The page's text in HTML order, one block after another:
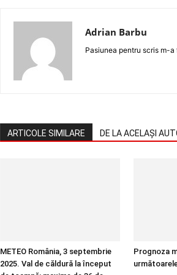
Adrian Barbu
Pasiunea pentru scris m-
ARTICOLE SIMILARE DE LA ACELAȘI
METEO România, 3 septembrie
2025. Val de căldură la început
Prognoza